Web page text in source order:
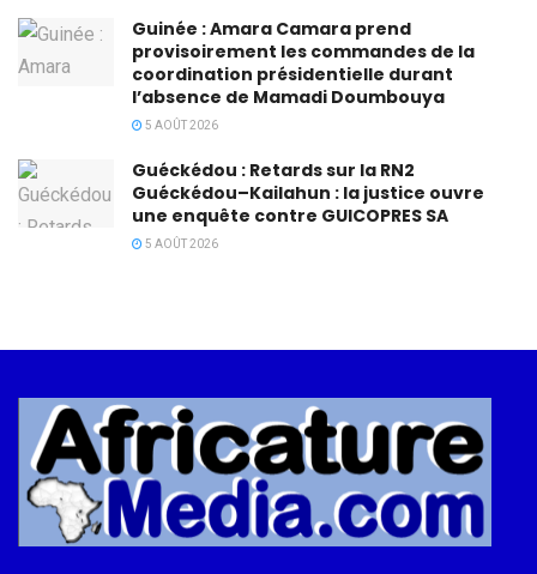
Guinée : Amara Camara prend
provisoirement les commandes de la
coordination présidentielle durant
l’absence de Mamadi Doumbouya
5 AOÛT 2026
Guéckédou : Retards sur la RN2
Guéckédou–Kailahun : la justice ouvre
une enquête contre GUICOPRES SA
5 AOÛT 2026